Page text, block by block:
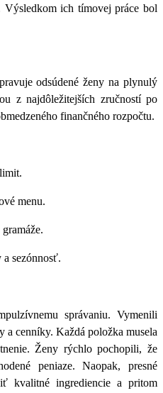
ich tímovej práce bol
odsúdené ženy na plynulý
z najdôležitejších zručností po
finančného rozpočtu.
.
menu.
.
sezónnosť.
správaniu. Vymenili
a cenníky. Každá položka musela
Ženy rýchlo pochopili, že
peniaze. Naopak, presné
kvalitné ingrediencie a pritom